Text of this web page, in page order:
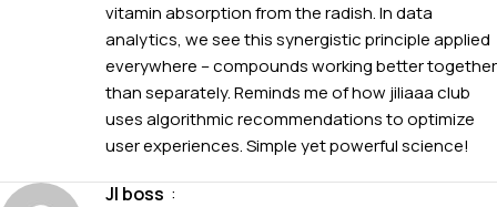
vitamin absorption from the radish. In data
analytics, we see this synergistic principle applied
everywhere – compounds working better together
than separately. Reminds me of how jiliaaa club
uses algorithmic recommendations to optimize
user experiences. Simple yet powerful science!
jl boss :